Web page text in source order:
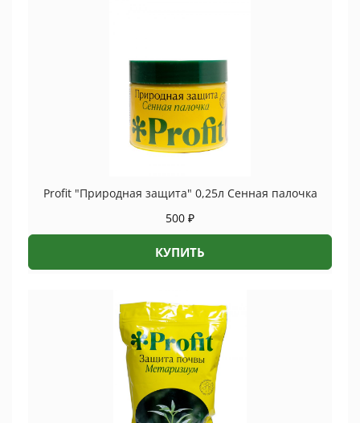
Profit "Природная защита" 0,25л Сенная палочка
500 ₽
КУПИТЬ